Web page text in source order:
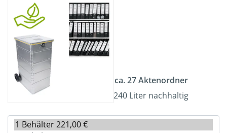
ca. 27 Aktenordner
240 Liter nachhaltig